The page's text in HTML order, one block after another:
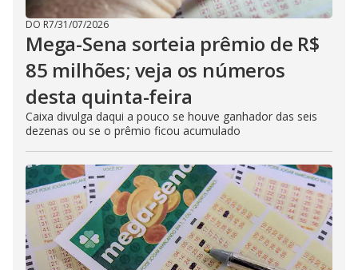
DO R7/31/07/2026
Mega-Sena sorteia prêmio de R$
85 milhões; veja os números
desta quinta-feira
Caixa divulga daqui a pouco se houve ganhador das seis
dezenas ou se o prêmio ficou acumulado